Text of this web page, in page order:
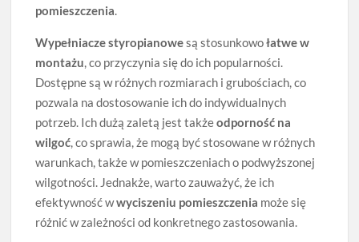
pomieszczenia.
Wypełniacze styropianowesą stosunkowołatwe w
montażu, co przyczynia się do ich popularności.
Dostępne są w różnych rozmiarach i grubościach, co
pozwala na dostosowanie ich do indywidualnych
potrzeb. Ich dużą zaletą jest takżeodporność na
wilgoć, co sprawia, że mogą być stosowane w różnych
warunkach, także w pomieszczeniach o podwyższonej
wilgotności. Jednakże, warto zauważyć, że ich
efektywność wwyciszeniu pomieszczenia może się
różnić w zależności od konkretnego zastosowania.